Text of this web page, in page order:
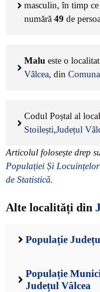
masculin, în timp
numără 49 de
Malu este o
Vâlcea, din
Codul Poștal al
Stoilești,Județul
Articolul folosește drep
Populației Și
de Statistică.
Alte localități din
Populație
Populație
Județul Vâlcea